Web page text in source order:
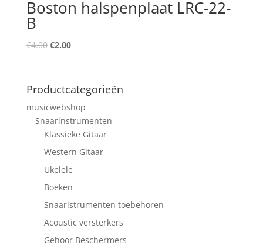
Boston halspenplaat LRC-22-
B
€4.00 Oorspronkelijke
€4.00.
€2.00Huidige
€2.00.
Productcategorieën
musicwebshop
Snaarinstrumenten
Klassieke Gitaar
Western Gitaar
Ukelele
Boeken
Snaaristrumenten toebehoren
Acoustic versterkers
Gehoor Beschermers